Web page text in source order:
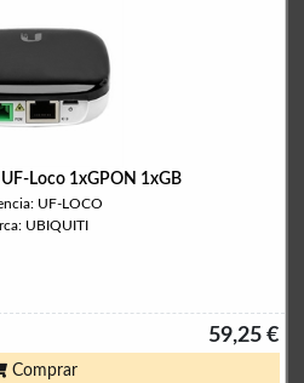
Loco 1xGPON 1xGB
UF-LOCO
UBIQUITI
59,25 €
Comprar